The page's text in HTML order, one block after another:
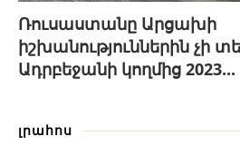
Ռուսաստանը Արցախի
իշխանություններին չի
Ադրբեջանի կողմից 2023...
լրահոս